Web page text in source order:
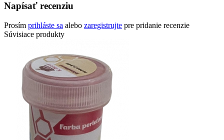
Napísať recenziu
Prosím prihláste sa alebo zaregistrujte pre pridanie recenzie
Súvisiace produkty